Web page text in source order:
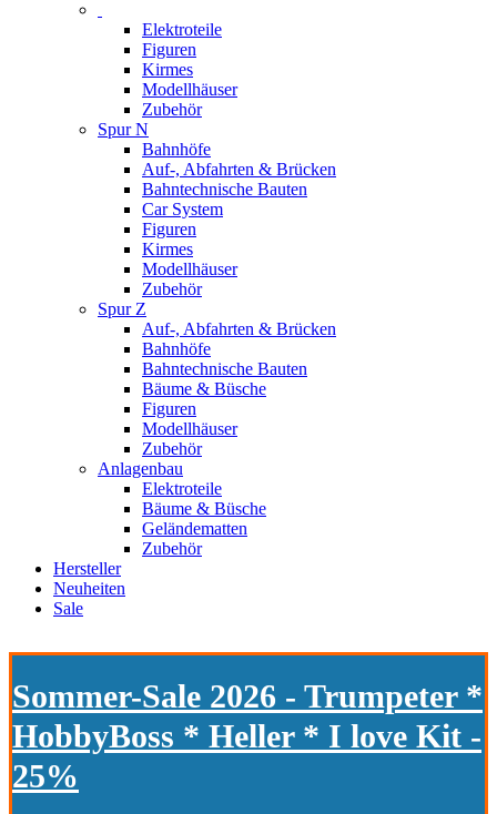
Elektroteile
Figuren
Kirmes
Modellhäuser
Zubehör
Spur N
Bahnhöfe
Auf-, Abfahrten & Brücken
Bahntechnische Bauten
Car System
Figuren
Kirmes
Modellhäuser
Zubehör
Spur Z
Auf-, Abfahrten & Brücken
Bahnhöfe
Bahntechnische Bauten
Bäume & Büsche
Figuren
Modellhäuser
Zubehör
Anlagenbau
Elektroteile
Bäume & Büsche
Geländematten
Zubehör
Hersteller
Neuheiten
Sale
Sommer-Sale 2026 - Trumpeter *
HobbyBoss * Heller * I love Kit -
25%